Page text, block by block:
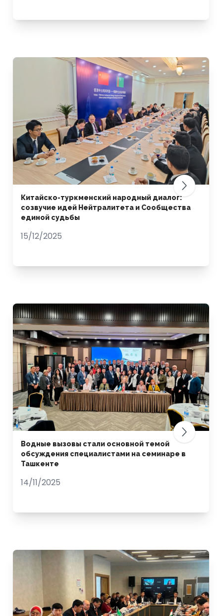
Китайско-туркменский народный диалог:
созвучие идей Нейтралитета и Сообщества
единой судьбы
15/12/2025
Водные вызовы стали основной темой
обсуждения специалистами на семинаре в
Ташкенте
14/11/2025